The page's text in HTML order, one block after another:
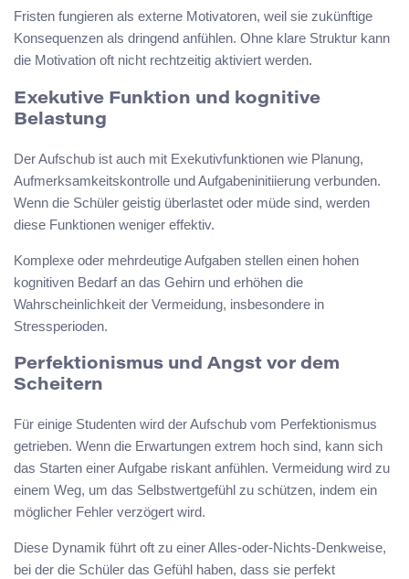
Fristen fungieren als externe Motivatoren, weil sie zukünftige
Konsequenzen als dringend anfühlen. Ohne klare Struktur kann
die Motivation oft nicht rechtzeitig aktiviert werden.
Exekutive Funktion und kognitive
Belastung
Der Aufschub ist auch mit Exekutivfunktionen wie Planung,
Aufmerksamkeitskontrolle und Aufgabeninitiierung verbunden.
Wenn die Schüler geistig überlastet oder müde sind, werden
diese Funktionen weniger effektiv.
Komplexe oder mehrdeutige Aufgaben stellen einen hohen
kognitiven Bedarf an das Gehirn und erhöhen die
Wahrscheinlichkeit der Vermeidung, insbesondere in
Stressperioden.
Perfektionismus und Angst vor dem
Scheitern
Für einige Studenten wird der Aufschub vom Perfektionismus
getrieben. Wenn die Erwartungen extrem hoch sind, kann sich
das Starten einer Aufgabe riskant anfühlen. Vermeidung wird zu
einem Weg, um das Selbstwertgefühl zu schützen, indem ein
möglicher Fehler verzögert wird.
Diese Dynamik führt oft zu einer Alles-oder-Nichts-Denkweise,
bei der die Schüler das Gefühl haben, dass sie perfekt